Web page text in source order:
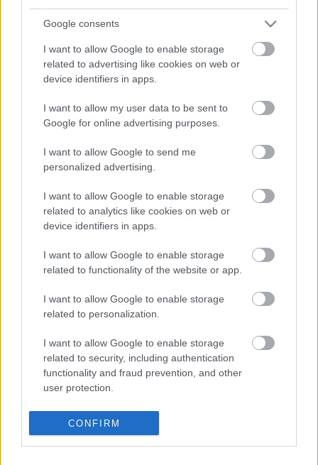
Google consents
I want to allow Google to enable storage
related to advertising like cookies on web or
device identifiers in apps.
I want to allow my user data to be sent to
Google for online advertising purposes.
I want to allow Google to send me
personalized advertising.
I want to allow Google to enable storage
related to analytics like cookies on web or
device identifiers in apps.
I want to allow Google to enable storage
related to functionality of the website or app.
I want to allow Google to enable storage
related to personalization.
I want to allow Google to enable storage
related to security, including authentication
functionality and fraud prevention, and other
user protection.
CONFIRM
ERDŐ VAN IDEBENN: TÓTH MARCSI AZ ÚJ
MARGÓ-DÍJAS
https://kulturpart.hu/api/trackback/id/7938580
Kommentek:
értelmében felhasználói tartalomnak
szolgáltatás technikai
üzemeltetője semmilyen felelősséget
nem vállal, azokat nem ellenőrzi. Kifogás esetén forduljon a blog szerkesztőjéhez.
Felhasználási feltételekben
Legolvasottabb
Megdöbbentő fotók a néptelen fővárosról
Top 10: ezek a legjobb szerelmes filmek
Megjöttek a meztelen hősnők
Meztelenség és anatómia
A forradalom egy holland fotós szemével